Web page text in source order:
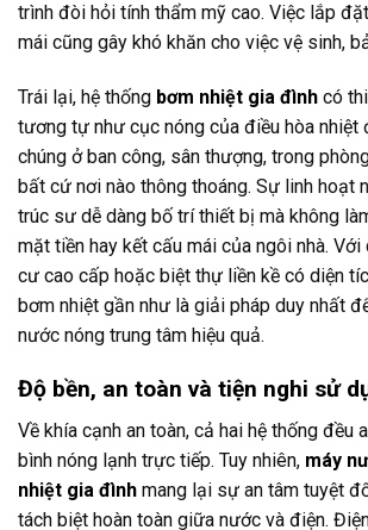
trình đòi hỏi tính thẩm mỹ cao. Việc lắp
mái cũng gây khó khăn cho việc vệ sinh,
Trái lại, hệ thống bơm nhiệt gia đình có
tương tự như cục nóng của điều hòa nhiệt
chúng ở ban công, sân thượng, trong
bất cứ nơi nào thông thoáng. Sự linh hoạt
trúc sư dễ dàng bố trí thiết bị mà không
mặt tiền hay kết cấu mái của ngôi nhà. Với
cư cao cấp hoặc biệt thự liền kề có diện
bơm nhiệt gần như là giải pháp duy nhất
nước nóng trung tâm hiệu quả.
Độ bền, an toàn và tiện nghi sử
Về khía cạnh an toàn, cả hai hệ thống đều
bình nóng lạnh trực tiếp. Tuy nhiên, máy
nhiệt gia đình mang lại sự an tâm tuyệt
tách biệt hoàn toàn giữa nước và điện.